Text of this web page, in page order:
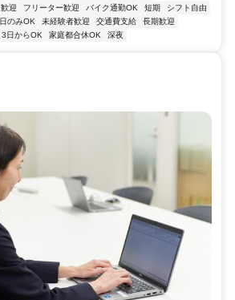
迎 フリーター歓迎 バイク通勤OK 短期
シフト自由
のみOK 未経験者歓迎 交通費支給
長期歓迎
3日からOK 家庭都合休OK 深夜